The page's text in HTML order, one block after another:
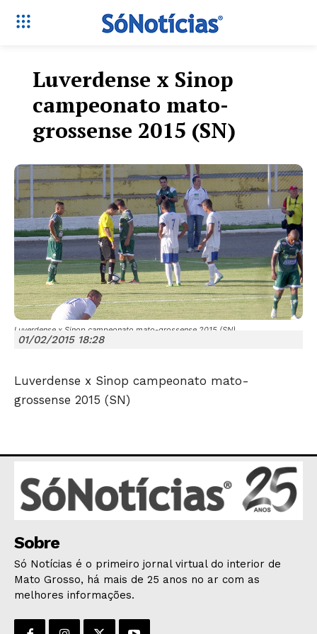
Só Notícias
HOME
ESPORTES
ECONOMIA
OPINIÃO
Luverdense x Sinop
campeonato mato-
grossense 2015 (SN)
Luverdense x Sinop campeonato mato-grossense 2015 (SN)
01/02/2015 18:28
Luverdense x Sinop campeonato mato-
grossense 2015 (SN)
Sobre
Só Notícias é o primeiro jornal virtual do interior de
Mato Grosso, há mais de 25 anos no ar com as
melhores informações.